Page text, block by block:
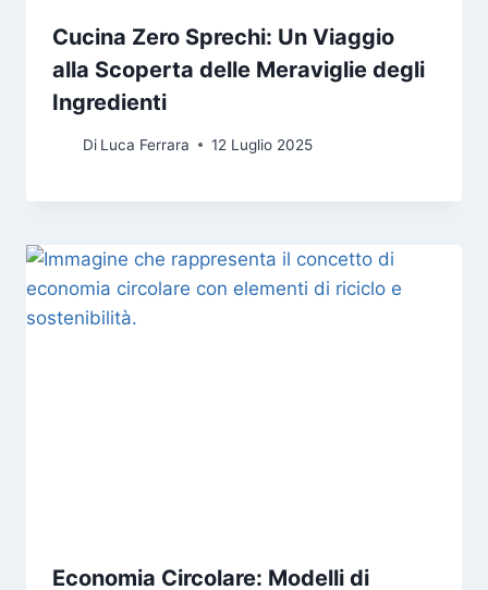
Cucina Zero Sprechi: Un Viaggio
alla Scoperta delle Meraviglie degli
Ingredienti
Di Luca Ferrara 12 Luglio 2025
Economia Circolare: Modelli di